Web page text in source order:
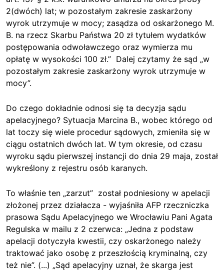
2(dwóch) lat; w pozostałym zakresie zaskarżony
wyrok utrzymuje w mocy; zasądza od oskarżonego M.
B. na rzecz Skarbu Państwa 20 zł tytułem wydatków
postępowania odwoławczego oraz wymierza mu
opłatę w wysokości 100 zł.” Dalej czytamy że sąd „w
pozostałym zakresie zaskarżony wyrok utrzymuje w
mocy”.
Do czego dokładnie odnosi się ta decyzja sądu
apelacyjnego? Sytuacja Marcina B., wobec którego od
lat toczy się wiele procedur sądowych, zmieniła się w
ciągu ostatnich dwóch lat. W tym okresie, od czasu
wyroku sądu pierwszej instancji do dnia 29 maja, został
wykreślony z rejestru osób karanych.
To właśnie ten „zarzut” został podniesiony w apelacji
złożonej przez działacza - wyjaśniła AFP rzeczniczka
prasowa Sądu Apelacyjnego we Wrocławiu Pani Agata
Regulska w mailu z 2 czerwca: „Jedna z podstaw
apelacji dotyczyła kwestii, czy oskarżonego należy
traktować jako osobę z przeszłością kryminalną, czy
też nie”. (...) „Sąd apelacyjny uznał, że skarga jest